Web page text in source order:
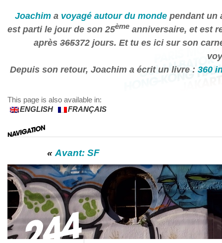
Joachim a voyagé autour du monde pendant un
est parti le jour de son 25ème anniversaire, et est
après 365372 jours. Et tu es ici sur son
Depuis son retour, Joachim a écrit un livre : 360
This page is also available in:
ENGLISH
FRANÇAIS
« Avant: SF